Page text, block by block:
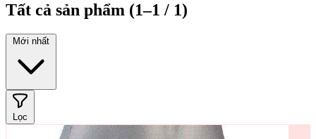
Tất cả sản phẩm (1–1 / 1)
Mới nhất
Lọc